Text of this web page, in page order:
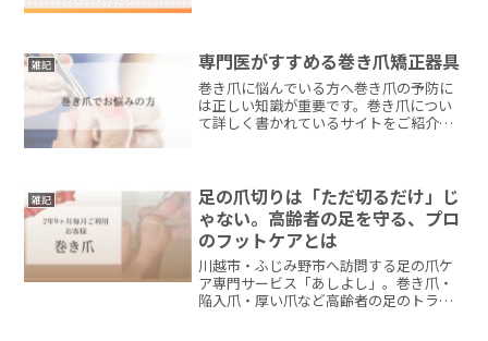
じみ野市・三芳町対応。
雑記 専門医がすすめる巻き爪矯正器具
巻き爪に悩んでいる方へ巻き爪の予防に
は正しい知識が重要です。巻き爪につい
て詳しく書かれているサイトをご紹介し
専門医の簗（やな）由一郎先...
雑記
足の爪切りは「ただ切るだけ」じ
ゃない。高齢者の足を守る、プロ
のフットケアとは
川越市・ふじみ野市へ訪問する足の爪ケ
ア専門サービス「あしよし」。巻き爪・
陥入爪・厚い爪など高齢者の足のトラブ